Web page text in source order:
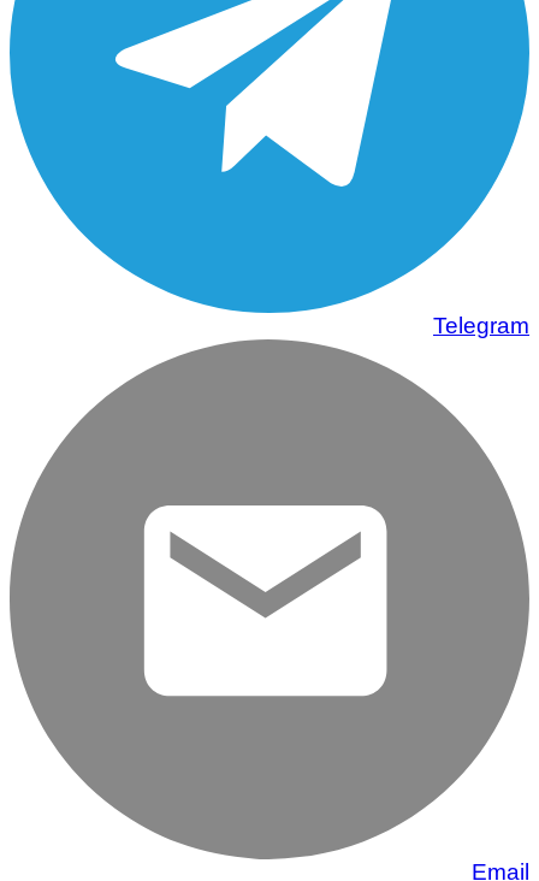
Telegram
Email